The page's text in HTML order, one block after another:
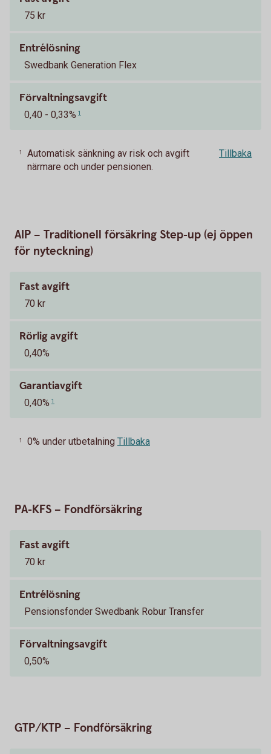
75 kr
Entrélösning
Swedbank Generation Flex
Förvaltningsavgift
0,40 - 0,33% 1
1
Automatisk sänkning av risk och avgift
närmare och under pensionen.
Tillbaka
AIP – Traditionell försäkring Step-up (ej öppen
för nyteckning)
Fast avgift
70 kr
Rörlig avgift
0,40%
Garantiavgift
0,40% 1
1 0% under utbetalning Tillbaka
PA-KFS – Fondförsäkring
Fast avgift
70 kr
Entrélösning
Pensionsfonder Swedbank Robur Transfer
Förvaltningsavgift
0,50%
GTP/KTP – Fondförsäkring